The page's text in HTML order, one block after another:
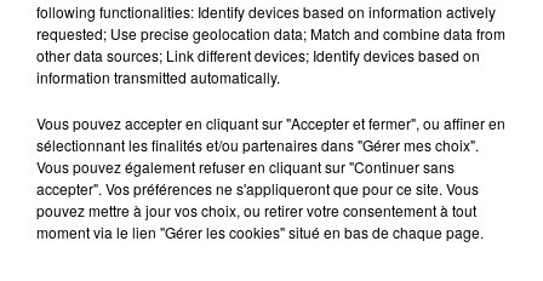
100%
20 février 2025 - 2 min 19 sec
LES INFOS DU BÉARN DU 20/02/2025 À 14H00
following functionalities: Identify devices based on information actively
requested; Use precise geolocation data; Match and combine data from
other data sources; Link different devices; Identify devices based on
information transmitted automatically.
Vous pouvez accepter en cliquant sur "Accepter et fermer", ou affiner en
sélectionnant les finalités et/ou partenaires dans "Gérer mes choix".
Vous pouvez également refuser en cliquant sur "Continuer sans
accepter". Vos préférences ne s'appliqueront que pour ce site. Vous
pouvez mettre à jour vos choix, ou retirer votre consentement à tout
moment via le lien "Gérer les cookies" situé en bas de chaque page.